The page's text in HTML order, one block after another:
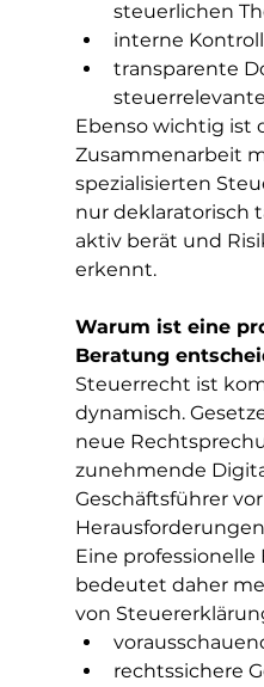
steuerlichen
interne
transparente
Ebenso wichtig ist
Zusammenarbeit
spezialisierten
nur deklaratorisch
aktiv berät und
erkennt.
Warum ist eine
Beratung
Steuerrecht ist
dynamisch.
neue
zunehmende
Geschäftsführer
Eine
bedeutet daher
von
rechtssichere